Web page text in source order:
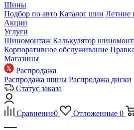
Шины
Подбор по авто Каталог шин
Акции
Услуги
Шиномонтаж Калькулятор
Корпоративное обслуживание
Магазины
Распродажа
Распродажа шины Распродажа диски
Статус заказа
Сравнение0 Отложенные 0